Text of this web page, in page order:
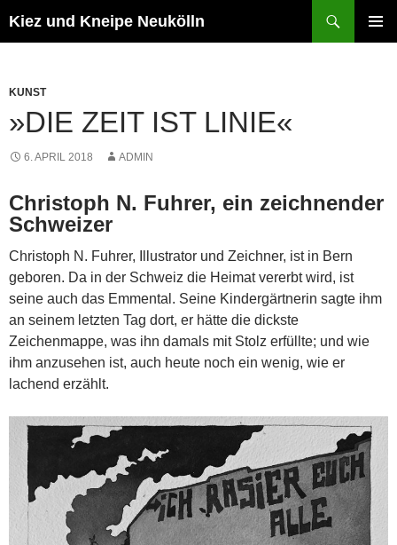
Inhalt
Kiez und Kneipe Neukölln
KUNST
»DIE ZEIT IST LINIE«
6. APRIL 2018 ADMIN
Christoph N. Fuhrer, ein zeichnender
Schweizer
Christoph N. Fuhrer, Illustrator und Zeichner, ist in Bern
geboren. Da in der Schweiz die Heimat vererbt wird, ist
seine auch das Emmental. Seine Kindergärtnerin sagte ihm
an seinem letzten Tag dort, er hätte die dickste
Zeichenmappe, was ihn damals mit Stolz erfüllte; und wie
ihm anzusehen ist, auch heute noch ein wenig, wie er
lachend erzählt.